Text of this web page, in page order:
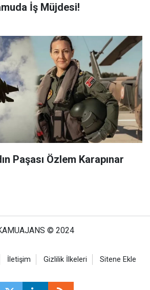
İş Müjdesi!
Paşası Özlem Karapınar
© 2024
İletişim Gizlilik İlkeleri Sitene Ekle